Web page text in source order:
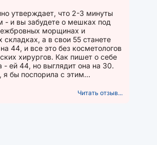
утверждает, что 2-3 минуты
- и вы забудете о мешках под
морщинах и
складках, а в свои 55 станете
44, и все это без косметологов
хирургов. Как пишет о себе
- ей 44, но выглядит она на 30.
я бы поспорила с этим
Читать отзыв...